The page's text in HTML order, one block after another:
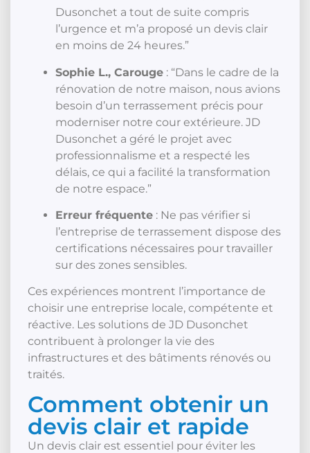
Dusonchet a tout de suite compris
l’urgence et m’a proposé un devis clair
en moins de 24 heures.”
Sophie L., Carouge : “Dans le cadre de la
rénovation de notre maison, nous avions
besoin d’un terrassement précis pour
moderniser notre cour extérieure. JD
Dusonchet a géré le projet avec
professionnalisme et a respecté les
délais, ce qui a facilité la transformation
de notre espace.”
Erreur fréquente : Ne pas vérifier si
l’entreprise de terrassement dispose des
certifications nécessaires pour travailler
sur des zones sensibles.
Ces expériences montrent l’importance de
choisir une entreprise locale, compétente et
réactive. Les solutions de JD Dusonchet
contribuent à prolonger la vie des
infrastructures et des bâtiments rénovés ou
traités.
Comment obtenir un
devis clair et rapide
Un devis clair est essentiel pour éviter les